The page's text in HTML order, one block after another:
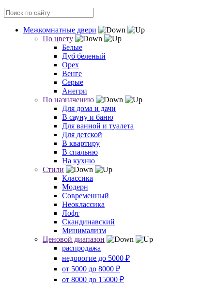
Межкомнатные двери
По цвету
Белые
Дуб беленый
Орех
Венге
Серые
Анегри
По назначению
Для дома и дачи
В сауну и баню
Для ванной и туалета
Для детской
В квартиру
В спальню
На кухню
Стили
Классика
Модерн
Современный
Неоклассика
Лофт
Скандинавский
Минимализм
Ценовой диапазон
распродажа
недорогие до 5000 ₽
от 5000 до 8000 ₽
от 8000 до 15000 ₽